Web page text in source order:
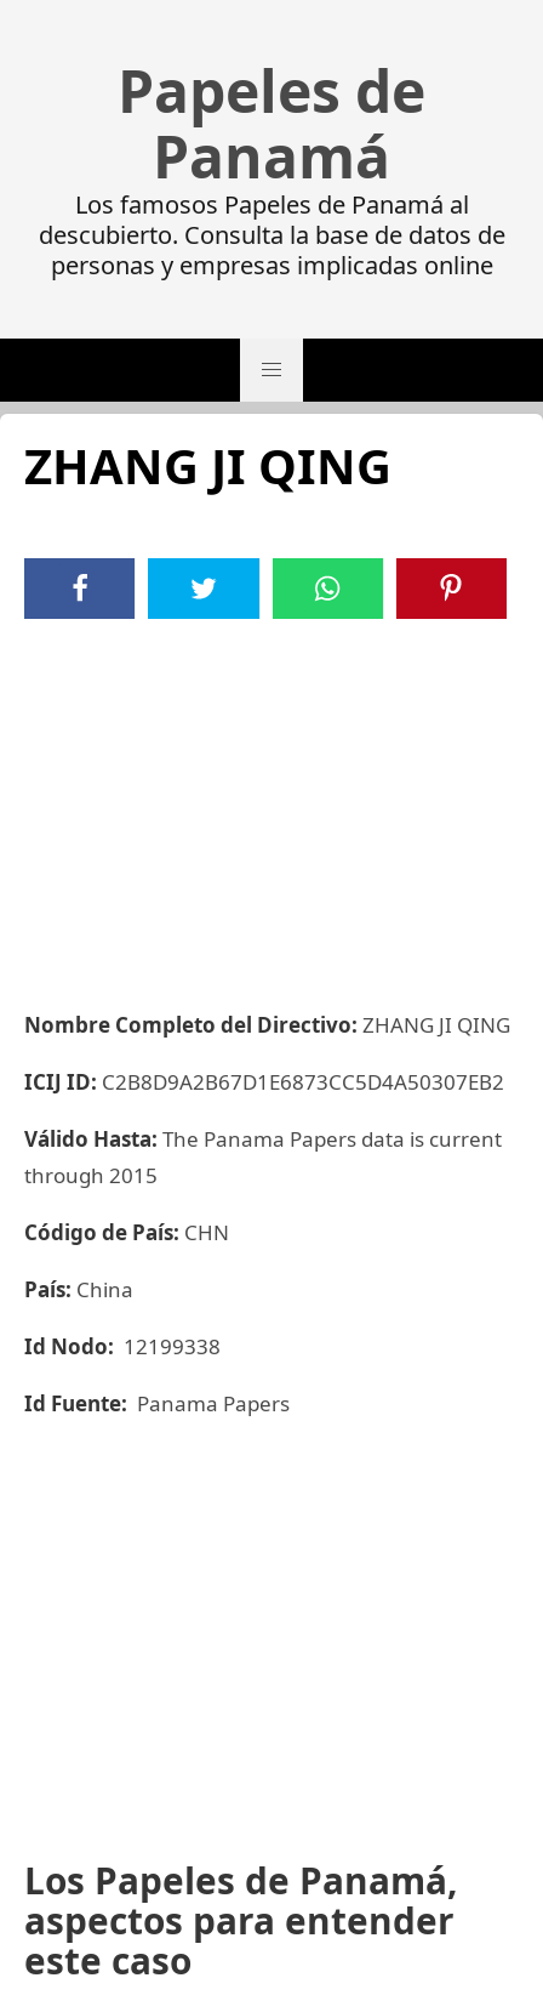
Papeles de
Panamá
Los famosos Papeles de Panamá al
descubierto. Consulta la base de datos de
personas y empresas implicadas online
ZHANG JI QING
Nombre Completo del Directivo: ZHANG JI QING
ICIJ ID: C2B8D9A2B67D1E6873CC5D4A50307EB2
Válido Hasta: The Panama Papers data is current
through 2015
Código de País: CHN
País: China
Id Nodo: 12199338
Id Fuente: Panama Papers
Los Papeles de Panamá,
aspectos para entender
este caso